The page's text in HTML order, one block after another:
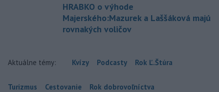
HRABKO o výhode
Majerského:Mazurek a Laššáková majú
rovnakých voličov
Aktuálne témy: Kvízy Podcasty Rok Ľ.Štúra
Turizmus Cestovanie Rok dobrovoľníctva